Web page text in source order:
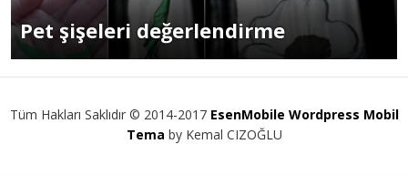
Pet şişeleri değerlendirme
Tüm Hakları Saklıdır © 2014-2017 EsenMobile Wordpress Mobil
Tema by Kemal CIZOĞLU